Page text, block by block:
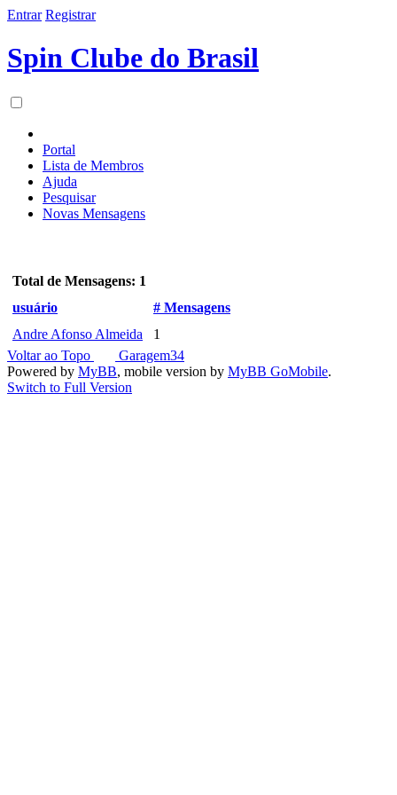
Entrar Registrar
Spin Clube do Brasil
Portal
Lista de Membros
Ajuda
Pesquisar
Novas Mensagens
Total de Mensagens: 1
usuário
# Mensagens
Andre Afonso Almeida
1
Voltar ao Topo
Garagem34
Powered by MyBB, mobile version by MyBB GoMobile.
Switch to Full Version